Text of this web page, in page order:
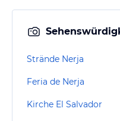
Strände Nerja
Feria de Nerja
Kirche El Salvador